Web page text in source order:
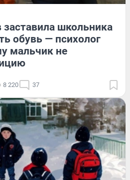
заставила школьника
обувь — психолог
мальчик не
8 220 37